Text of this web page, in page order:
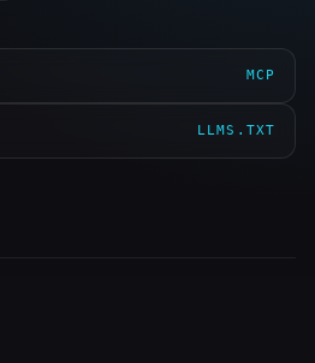
MCP
LLMS.TXT